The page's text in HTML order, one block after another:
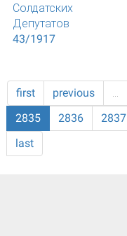
Солдатских
Депутатов
43/1917
first previous …
2835
2836 2837
last